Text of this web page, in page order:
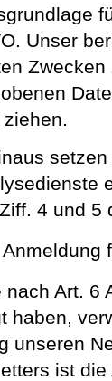
Unser
4 und 5
nach Art. 6
haben,
unseren
ist